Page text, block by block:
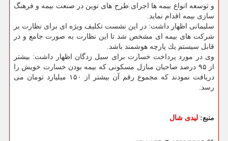
و توسعه انواع بیمه ها اجرای طرح های نوین در صنعت بیمه و فرهنگ
سازی بیمه اقدام نماید.
سلیمانی اظهار داشت: در این نشست تكلیف ویژه ای برای نظارت بر
شركت های بیمه ای مشخص شد تا این نظارت به صورت جامع و در
قابل سیستم یك پارچه هوشمند باشد.
وی در مورد پرداخت خسارت برای سیل زدگان اظهار داشت: بیشتر
از ۹۵ درصد صاحبان منازل مسكونی كه بیمه بودن خسارت خویش را
دریافت نمودند كه مجموع رقم آن بیشتر از ۱۵۰ میلیارد تومان می
رسد.
منبع: لیدی شال